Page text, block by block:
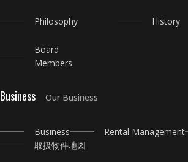
Philosophy History
Board
Members
Business Our Business
Business Rental Management
取扱物件地図